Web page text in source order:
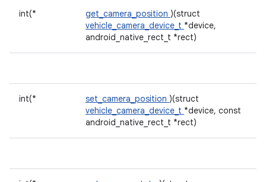
int(* get_camera_position )(struct
vehicle_camera_device_t *device,
android_native_rect_t *rect)
int(* set_camera_position )(struct
vehicle_camera_device_t *device, const
android_native_rect_t *rect)